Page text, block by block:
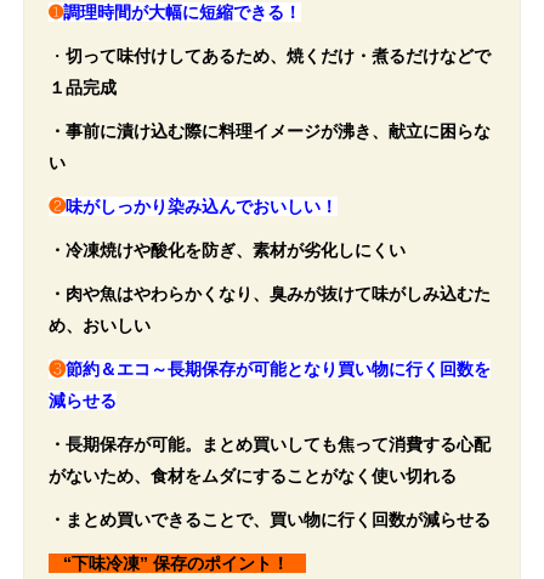
➊調理時間が大幅に短縮できる！
・ 切って味付けしてあるため、焼くだけ・煮るだけなどで
１品完成
・事前に漬け込む際に料理イメージが沸き、献立に困らな
い
❷味がしっかり染み込んでおいしい！
・冷凍焼けや酸化を防ぎ、素材が劣化しにくい
・肉や魚はやわらかくなり、臭みが抜けて味がしみ込むた
め、おいしい
❸節約＆エコ～長期保存が可能となり買い物に行く回数を
減らせる
・長期保存が可能。まとめ買いしても焦って消費する心配
がないため、食材をムダにすることがなく使い切れる
・まとめ買いできることで、買い物に行く回数が減らせる
“下味冷凍” 保存のポイント！